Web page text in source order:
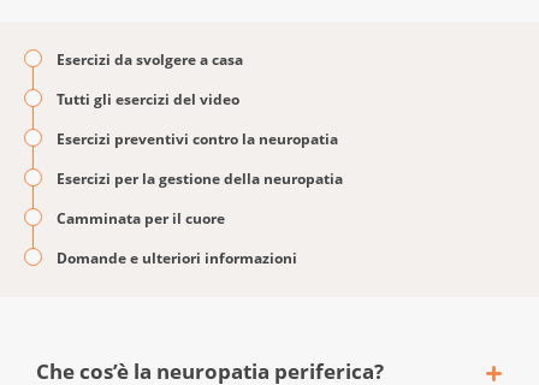
Esercizi da svolgere a casa
Tutti gli esercizi del video
Esercizi preventivi contro la neuropatia
Esercizi per la gestione della neuropatia
Camminata per il cuore
Domande e ulteriori informazioni
Che cos’è la neuropatia periferica?